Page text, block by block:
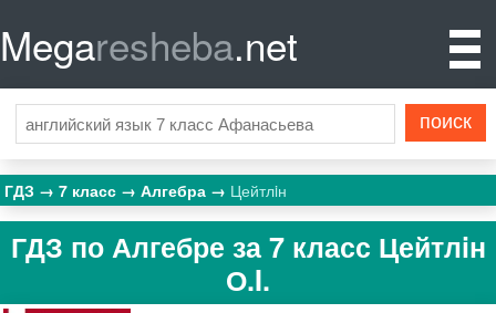
Megaresheba.net
ГДЗ 7 класс Алгебра Цейтлiн
ГДЗ по Алгебре за 7 класс Цейтлiн
О.I.